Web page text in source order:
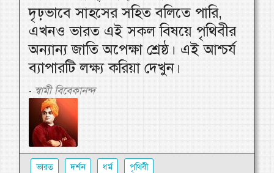
দৃঢ়ভাবে সাহসের সহিত বলিতে পারি,
এখনও ভারত এই সকল বিষয়ে পৃথিবীর
অন্যান্য জাতি অপেক্ষা শ্রেষ্ঠ। এই আশ্চর্য
ব্যাপারটি লক্ষ্য করিয়া দেখুন।
- স্বামী বিবেকানন্দ
ভারত দর্শন ধর্ম পৃথিবী